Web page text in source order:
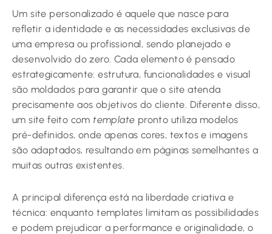
Um site personalizado é aquele que nasce para
refletir a identidade e as necessidades exclusivas de
uma empresa ou profissional, sendo planejado e
desenvolvido do zero. Cada elemento é pensado
estrategicamente: estrutura, funcionalidades e visual
são moldados para garantir que o site atenda
precisamente aos objetivos do cliente. Diferente disso,
um site feito comtemplate pronto utiliza modelos
pré-definidos, onde apenas cores, textos e imagens
são adaptados, resultando em páginas semelhantes a
muitas outras existentes.
A principal diferença está na liberdade criativa e
técnica: enquanto templates limitam as possibilidades
e podem prejudicar a performance e originalidade, o